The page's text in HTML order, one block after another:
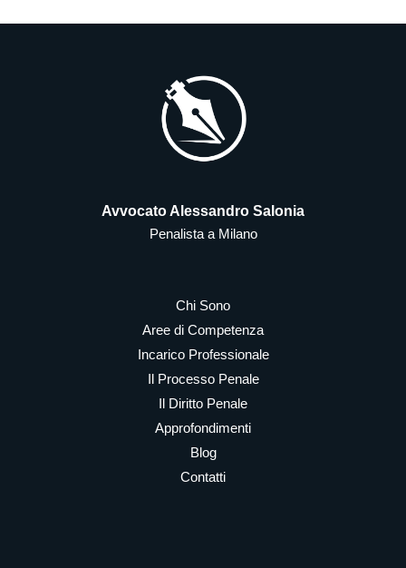
Avvocato Alessandro Salonia
Penalista a Milano
Chi Sono
Aree di Competenza
Incarico Professionale
Il Processo Penale
Il Diritto Penale
Approfondimenti
Blog
Contatti